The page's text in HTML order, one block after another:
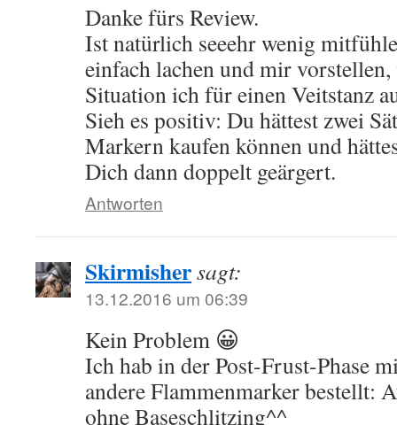
Danke fürs Review.
Ist natürlich seeehr wenig
einfach lachen und mir vorstellen,
Situation ich für einen Veitstanz
Sieh es positiv: Du hättest zwei
Markern kaufen können und
Dich dann doppelt geärgert.
Antworten
Skirmishersagt:
13.12.2016 um 06:39
Kein Problem 😀
Ich hab in der Post-Frust-Phase
andere Flammenmarker bestellt:
ohne Baseschlitzing^^